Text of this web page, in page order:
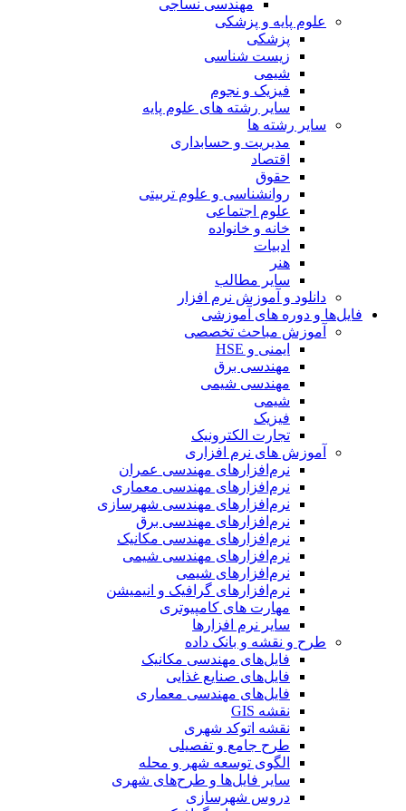
مهندسی نساجی
علوم پایه و پزشکی
پزشکی
زیست شناسی
شیمی
فیزیک و نجوم
سایر رشته های علوم پایه
سایر رشته ها
مدیریت و حسابداری
اقتصاد
حقوق
روانشناسی و علوم تربیتی
علوم اجتماعی
خانه و خانواده
ادبیات
هنر
سایر مطالب
دانلود و آموزش نرم افزار
فایل‌ها و دوره های آموزشی
آموزش مباحث تخصصی
ایمنی و HSE
مهندسی برق
مهندسی شیمی
شیمی
فیزیک
تجارت الکترونیک
آموزش های نرم افزاری
نرم‌افزارهای مهندسی عمران
نرم‌افزارهای مهندسی معماری
نرم‌افزارهای مهندسی شهرسازی
نرم‌افزارهای مهندسی برق
نرم‌افزارهای مهندسی مکانیک
نرم‌افزارهای مهندسی شیمی
نرم‌افزارهای شیمی
نرم‌افزارهای گرافیک و انیمیشن
مهارت های کامپیوتری
سایر نرم افزارها
طرح و نقشه و بانک داده
فایل‌های مهندسی مکانیک
فایل‌های صنایع غذایی
فایل‌های مهندسی معماری
نقشه GIS
نقشه اتوکد شهری
طرح جامع و تفصیلی
الگوی توسعه شهر و محله
سایر فایل‌ها و طرح‌های شهری
دروس شهرسازی